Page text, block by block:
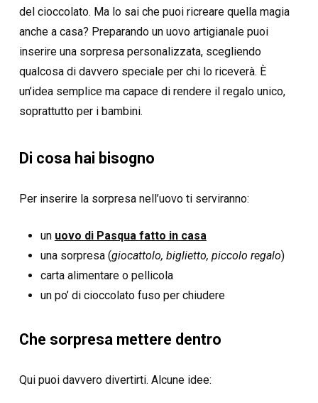
del cioccolato. Ma lo sai che puoi ricreare quella magia
anche a casa? Preparando un uovo artigianale puoi
inserire una sorpresa personalizzata, scegliendo
qualcosa di davvero speciale per chi lo riceverà. È
un’idea semplice ma capace di rendere il regalo unico,
soprattutto per i bambini.
Di cosa hai bisogno
Per inserire la sorpresa nell’uovo ti serviranno:
un uovo di Pasqua fatto in casa
una sorpresa (giocattolo, biglietto, piccolo regalo)
carta alimentare o pellicola
un po’ di cioccolato fuso per chiudere
Che sorpresa mettere dentro
Qui puoi davvero divertirti. Alcune idee: